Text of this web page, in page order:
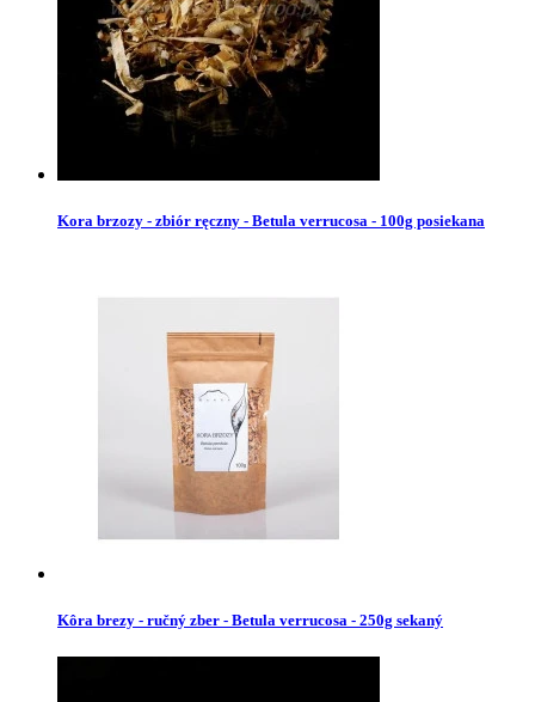
Kora brzozy - zbiór ręczny - Betula verrucosa - 100g posiekana
Kôra brezy - ručný zber - Betula verrucosa - 250g sekaný